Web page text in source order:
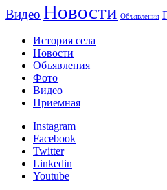
Видео Новости Объявления
История села
Новости
Объявления
Фото
Видео
Приемная
Instagram
Facebook
Twitter
Linkedin
Youtube